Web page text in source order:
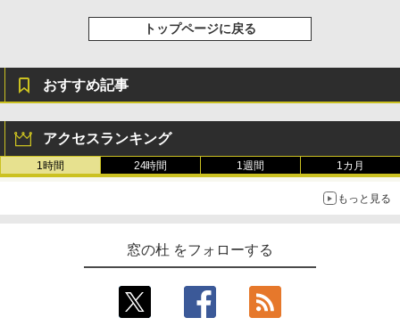
トップページに戻る
おすすめ記事
アクセスランキング
1時間 24時間 1週間 1カ月
もっと見る
窓の杜 をフォローする